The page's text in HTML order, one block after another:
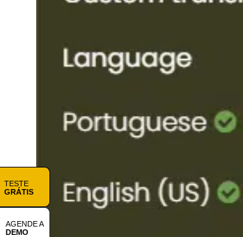
TESTE
GRÁTIS
AGENDE A
DEMO